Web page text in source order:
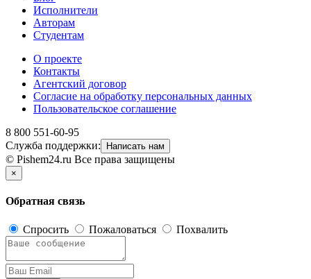
Исполнители
Авторам
Студентам
О проекте
Контакты
Агентский договор
Согласие на обработку персональных данных
Пользовательское соглашение
8 800 551-60-95
Служба поддержки:
Написать нам
© Pishem24.ru Все права защищены
×
Обратная связь
Спросить Пожаловаться Похвалить